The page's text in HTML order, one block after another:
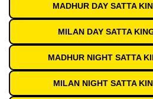
MADHUR DAY SATTA
MILAN DAY SATTA
MADHUR NIGHT SATTA
MILAN NIGHT SATTA